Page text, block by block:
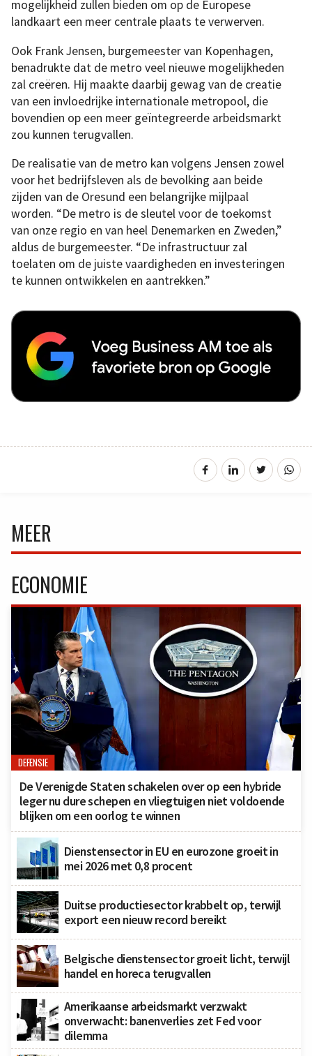
mogelijkheid zullen bieden om op de Europese
landkaart een meer centrale plaats te verwerven.
Ook Frank Jensen, burgemeester van Kopenhagen,
benadrukte dat de metro veel nieuwe mogelijkheden
zal creëren. Hij maakte daarbij gewag van de creatie
van een invloedrijke internationale metropool, die
bovendien op een meer geïntegreerde arbeidsmarkt
zou kunnen terugvallen.
De realisatie van de metro kan volgens Jensen zowel
voor het bedrijfsleven als de bevolking aan beide
zijden van de Oresund een belangrijke mijlpaal
worden. “De metro is de sleutel voor de toekomst
van onze regio en van heel Denemarken en Zweden,”
aldus de burgemeester. “De infrastructuur zal
toelaten om de juiste vaardigheden en investeringen
te kunnen ontwikkelen en aantrekken.”
MEER
ECONOMIE
DEFENSIE
De Verenigde Staten schakelen over op een hybride
leger nu dure schepen en vliegtuigen niet voldoende
blijken om een oorlog te winnen
Dienstensector in EU en eurozone groeit in
mei 2026 met 0,8 procent
Duitse productiesector krabbelt op, terwijl
export een nieuw record bereikt
Belgische dienstensector groeit licht, terwijl
handel en horeca terugvallen
Amerikaanse arbeidsmarkt verzwakt
onverwacht: banenverlies zet Fed voor
dilemma